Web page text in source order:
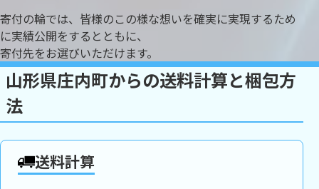
寄付の輪では、皆様のこの様な想いを確実に実現するため
に実績公開をするとともに、
寄付先をお選びいただけます。
山形県庄内町からの送料計算と梱包方
法
送料計算